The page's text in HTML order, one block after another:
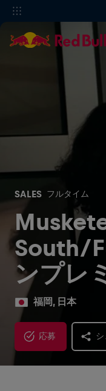
SALES フルタイム
South/
ンプレ
福岡, 日本
応募